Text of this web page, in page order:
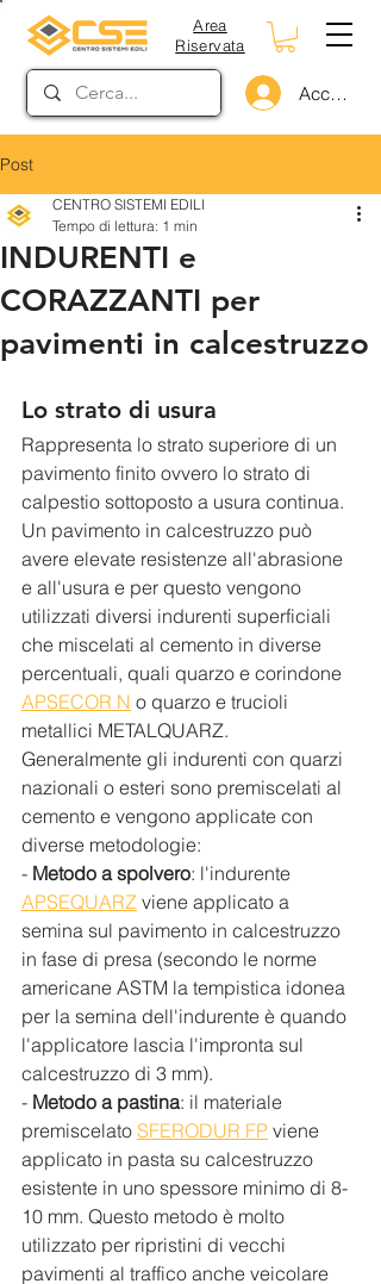
Area
Riservata
Accedi
Post
INDURENTI e
CORAZZANTI per
pavimenti in calcestruzzo
CENTRO SISTEMI EDILI
Tempo di lettura: 1 min
Lo strato di usura
Rappresenta lo strato superiore di un
pavimento finito ovvero lo strato di
calpestio sottoposto a usura continua.
Un pavimento in calcestruzzo può
avere elevate resistenze all'abrasione
e all'usura e per questo vengono
utilizzati diversi indurenti superficiali
che miscelati al cemento in diverse
percentuali, quali quarzo e corindone
APSECOR N o quarzo e trucioli
metallici METALQUARZ.
Generalmente gli indurenti con quarzi
nazionali o esteri sono premiscelati al
cemento e vengono applicate con
diverse metodologie:
- Metodo a spolvero: l'indurente
APSEQUARZ viene applicato a
semina sul pavimento in calcestruzzo
in fase di presa (secondo le norme
americane ASTM la tempistica idonea
per la semina dell'indurente è quando
l'applicatore lascia l'impronta sul
calcestruzzo di 3 mm).
- Metodo a pastina: il materiale
premiscelato SFERODUR FP viene
applicato in pasta su calcestruzzo
esistente in uno spessore minimo di 8-
10 mm. Questo metodo è molto
utilizzato per ripristini di vecchi
pavimenti al traffico anche veicolare